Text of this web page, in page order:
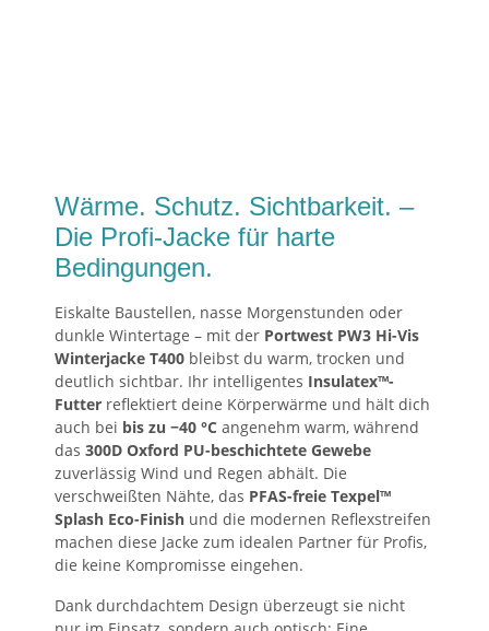
Wärme. Schutz. Sichtbarkeit. –
Die Profi-Jacke für harte
Bedingungen.
Eiskalte Baustellen, nasse Morgenstunden oder
dunkle Wintertage – mit der Portwest PW3 Hi-Vis
Winterjacke T400 bleibst du warm, trocken und
deutlich sichtbar. Ihr intelligentes Insulatex™-
Futter reflektiert deine Körperwärme und hält dich
auch bei bis zu −40 °C angenehm warm, während
das 300D Oxford PU-beschichtete Gewebe
zuverlässig Wind und Regen abhält. Die
verschweißten Nähte, das PFAS-freie Texpel™
Splash Eco-Finish und die modernen Reflexstreifen
machen diese Jacke zum idealen Partner für Profis,
die keine Kompromisse eingehen.
Dank durchdachtem Design überzeugt sie nicht